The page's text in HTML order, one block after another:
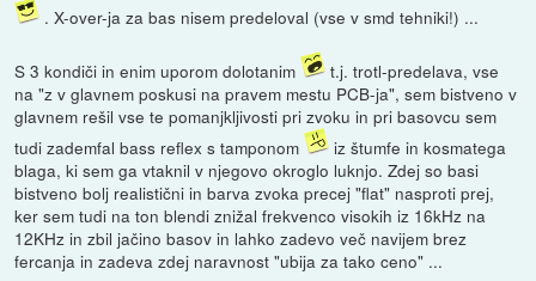
. X-over-ja za bas nisem predeloval (vse v smd tehniki!) ...
S 3 kondiči in enim uporom dolotanim
t.j. trotl-predelava, vse
na "z v glavnem poskusi na pravem mestu PCB-ja", sem bistveno v
glavnem rešil vse te pomanjkljivosti pri zvoku in pri basovcu sem
tudi zademfal bass reflex s tamponom
iz štumfe in kosmatega
blaga, ki sem ga vtaknil v njegovo okroglo luknjo. Zdej so basi
bistveno bolj realistični in barva zvoka precej "flat" nasproti prej,
ker sem tudi na ton blendi znižal frekvenco visokih iz 16kHz na
12KHz in zbil jačino basov in lahko zadevo več navijem brez
fercanja in zadeva zdej naravnost "ubija za tako ceno" ...